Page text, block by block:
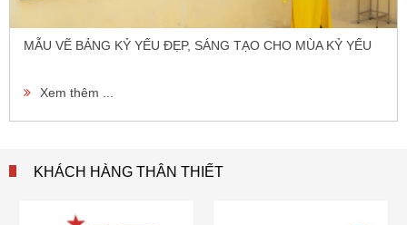
MẪU VẼ BẢNG KỶ YẾU ĐẸP, SÁNG TẠO CHO MÙA KỶ YẾU
Xem thêm ...
KHÁCH HÀNG THÂN THIẾT